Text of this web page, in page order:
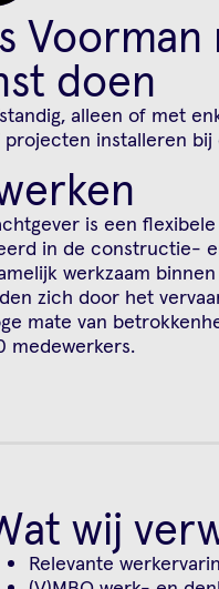
doen
alleen of met
installeren
is een
in de constructie-
werkzaam
zich door het
mate van
medewerkers.
wij
Relevante